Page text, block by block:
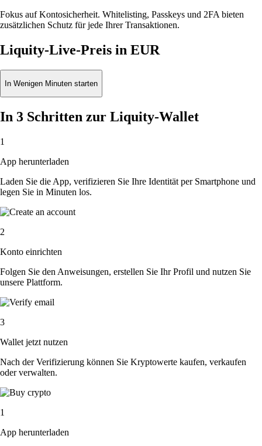
Fokus auf Kontosicherheit. Whitelisting, Passkeys und 2FA bieten
zusätzlichen Schutz für jede Ihrer Transaktionen.
Liquity-Live-Preis in EUR
In Wenigen Minuten starten
In 3 Schritten zur Liquity-Wallet
1
App herunterladen
Laden Sie die App, verifizieren Sie Ihre Identität per Smartphone und
legen Sie in Minuten los.
2
Konto einrichten
Folgen Sie den Anweisungen, erstellen Sie Ihr Profil und nutzen Sie
unsere Plattform.
3
Wallet jetzt nutzen
Nach der Verifizierung können Sie Kryptowerte kaufen, verkaufen
oder verwalten.
1
App herunterladen